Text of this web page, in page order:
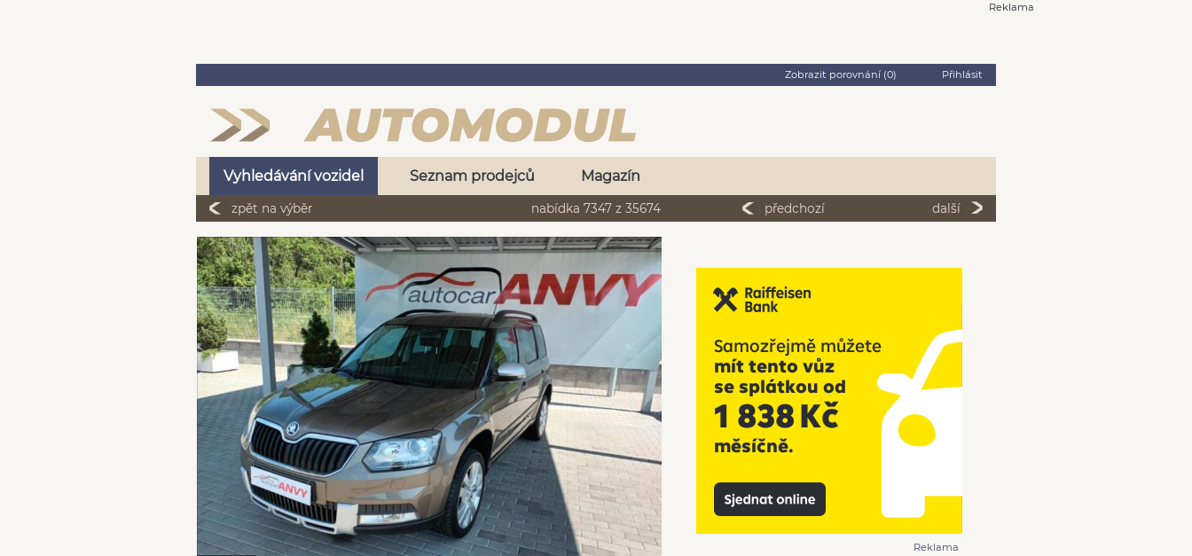
Reklama
Zobrazit porovnání (0) Přihlásit
Vyhledávání vozidel Seznam prodejců Magazín
zpět na výběr nabídka 7347 z 35674 předchozí další
Reklama